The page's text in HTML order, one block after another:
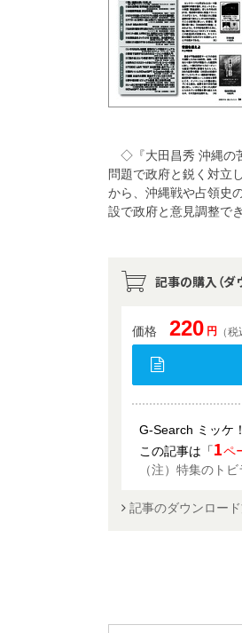
◇『大田昌秀 沖縄の
問題で政府と鋭く対立
から、沖縄戦や占領史
設で政府と意見調整で
記事の購入（ダ
価格 220 円 （税
G-Search ミッケ
この記事は「1ペ
（注）特集のト
記事のダウンロー